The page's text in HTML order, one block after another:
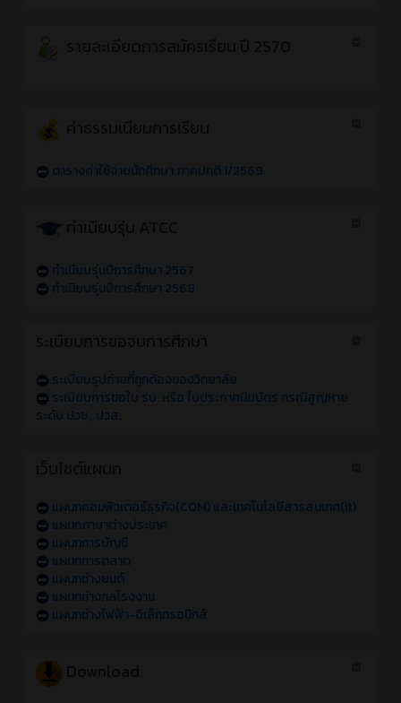
ตารางค่าใช้จ่ายนักศึกษา ภาคปกติ 1/2569
ทำเนียบรุ่นปีการศึกษา 2567
ทำเนียบรุ่นปีการศึกษา 2568
ระเบียบรูปถ่ายที่ถูกต้องของวิทยาลัย
ระเบียบการขอใบ รบ. หรือ ใบประกาศนียบัตร กรณีสูญหาย
ระดับ ปวช., ปวส.
แผนกคอมพิวเตอร์ธุรกิจ(COM) และเทคโนโลยีสารสนเทศ(it)
แผนกภาษาต่างประเทศ
แผนกการบัญชี
แผนกการตลาด
แผนกช่างยนต์
แผนกช่างกลโรงงาน
แผนกช่างไฟฟ้า-อิเล็กทรอนิกส์